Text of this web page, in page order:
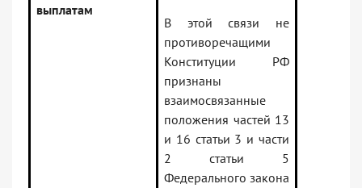
выплатам
В этой связи не
противоречащими
Конституции РФ
признаны
взаимосвязанные
положения частей 13
и 16 статьи 3 и части
2 статьи 5
Федерального закона